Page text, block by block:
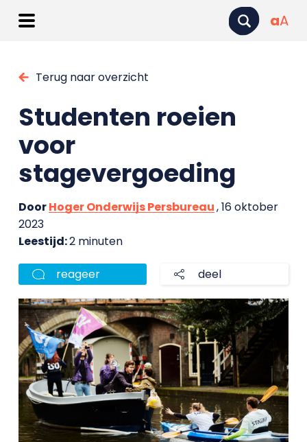
aA
Terug naar overzicht
Studenten roeien
voor
stagevergoeding
DoorHoger Onderwijs Persbureau, 16 oktober
2023
Leestijd:2 minuten
reageer deel